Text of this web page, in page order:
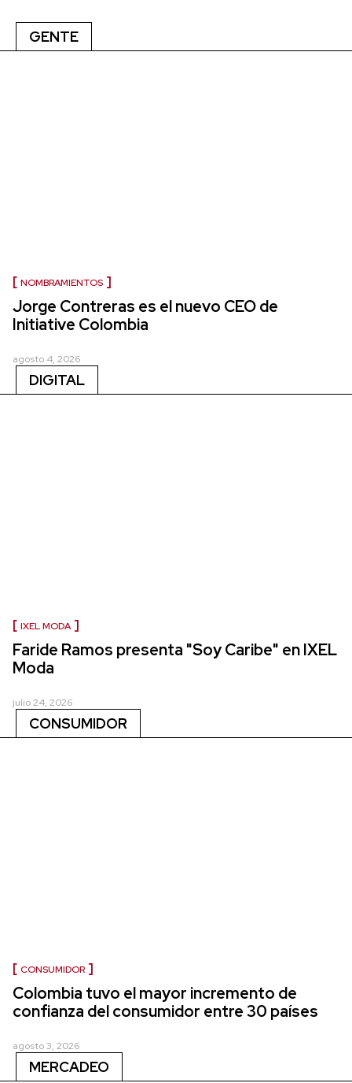
GENTE
NOMBRAMIENTOS
Jorge Contreras es el nuevo CEO de
Initiative Colombia
agosto 4, 2026
DIGITAL
IXEL MODA
Faride Ramos presenta "Soy Caribe" en IXEL
Moda
julio 24, 2026
CONSUMIDOR
CONSUMIDOR
Colombia tuvo el mayor incremento de
confianza del consumidor entre 30 países
agosto 3, 2026
MERCADEO